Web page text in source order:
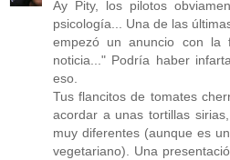
Ay Pity, los pilotos
psicología... Una de las
empezó un anuncio con la
noticia..." Podría haber
eso.
Tus flancitos de tomates
acordar a unas tortillas
muy diferentes (aunque es
vegetariano). Una